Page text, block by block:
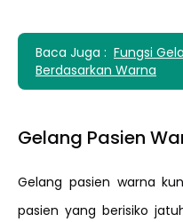
Baca Juga : Fungsi
Berdasarkan Warna
Gelang Pasien
Gelang pasien warna
pasien yang berisiko